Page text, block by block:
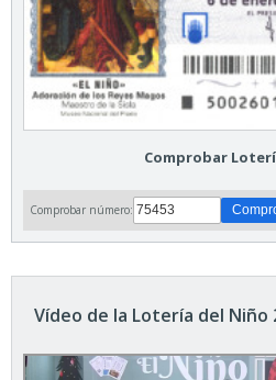
Comprobar
Comprobar número:
Vídeo de la Lotería del Niño